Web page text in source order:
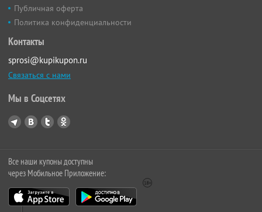
Публичная оферта
Политика конфиденциальности
Контакты
sprosi@kupikupon.ru
Связаться с нами
Мы в Соцсетях
Все наши купоны доступны
через Мобильное Приложение: